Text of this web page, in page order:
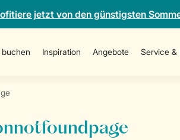
jetzt von den günstigsten
Inspiration Angebote Service &